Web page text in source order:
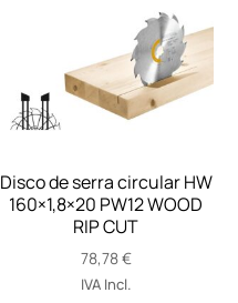
Disco de serra circular HW
160×1,8×20 PW12 WOOD
RIP CUT
78,78€
IVA Incl.